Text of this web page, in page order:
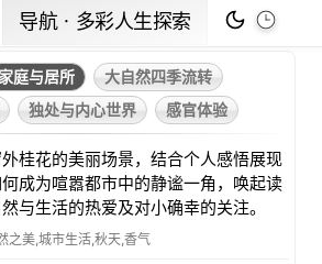
导航ㆍ多彩人生探索
家庭与居所
大自然四季流转
独处与内心世界 感官体验
桂花的美丽场景，结合个人感悟展现
成为喧嚣都市中的静谧一角，唤起读
与生活的热爱及对小确幸的关注。
之美,城市生活,秋天,香气